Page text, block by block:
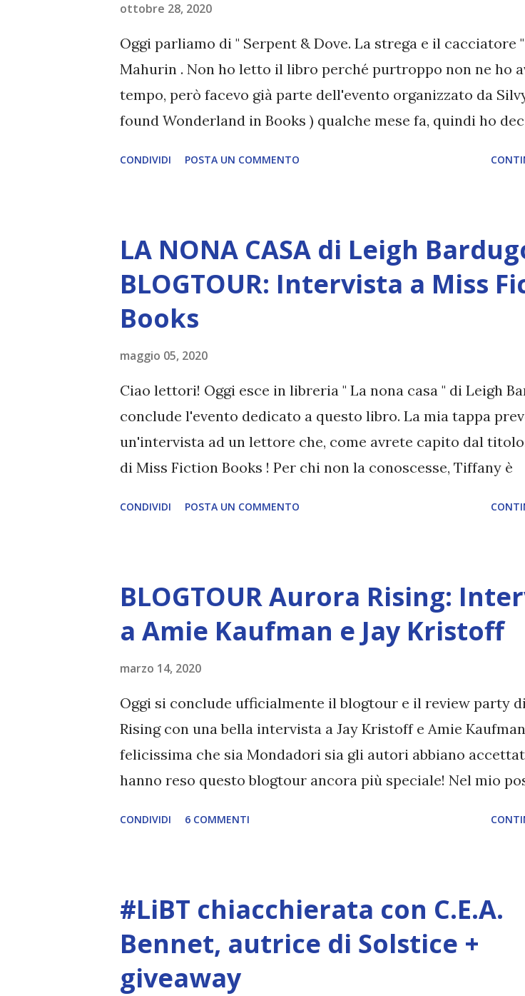
eccolo ). Vi contatterò io stessa appena possibile. Ora
all'intervista! 1) Ciao Elena, benvenuta su Divoratori di libri!
presentarti brevemente ai miei lettori? Ciao Giusy, e grazie
ottobre 28, 2020
Oggi parliamo di " Serpent & Dove. La strega e il cacciatore
Mahurin . Non ho letto il libro perché purtroppo non ne ho
tempo, però facevo già parte dell'evento organizzato da
found Wonderland in Books ) qualche mese fa, quindi ho
Silvy, sono: Maria Cristina ( Chronicles of a bookaholic ),
Words of books ), Elena ( Sunflakes ), Franci ( Coffee&Books ),
all'intervista, vi lascio tutte le informazioni sul libro. Titolo:
Dove. La strega e il cacciatore Autore: Shelby Mahurin
CONDIVIDI POSTA UN COMMENTO
LA NONA CASA di Leigh
BLOGTOUR: Intervista a Miss
Books
maggio 05, 2020
Ciao lettori! Oggi esce in libreria " La nona casa " di Leigh
conclude l'evento dedicato a questo libro. La mia tappa
un'intervista ad un lettore che, come avrete capito dal
di Miss Fiction Books ! Per chi non la conoscesse, Tiffany è
riguardo. Buona lettura! Titolo: La nona casa Autore: Leigh
Pagine: 420 Editore: Mondadori Anno: 2020 (ita) \ 2019 (eng)
"Alex" Stern è la matricola più atipica di tutta Yale. Cresciuta
sobborghi di Los Angeles con una madre hippie, abbandona
presto la scuola e, giovanissima, entra in un mondo fatto di
loschi e spacciatori, lavoretti senza futuro e...
CONDIVIDI POSTA UN COMMENTO
BLOGTOUR Aurora Rising:
a Amie Kaufman e Jay Kristoff
marzo 14, 2020
Oggi si conclude ufficialmente il blogtour e il review party
Rising con una bella intervista a Jay Kristoff e Amie
felicissima che sia Mondadori sia gli autori abbiano
hanno reso questo blogtour ancora più speciale! Nel mio
anno dell'Aurora Academy sta per essere affidata la prima
missione. L'allievo migliore della scuola, Tyler Jones, sa che,
virtù della sua eccellenza, gli verrà concesso di comporre a
piacimento la propria crew e per questo sogna già di
CONDIVIDI 6 COMMENTI
#LiBT chiacchierata con C.E.A.
Bennet, autrice di Solstice +
giveaway